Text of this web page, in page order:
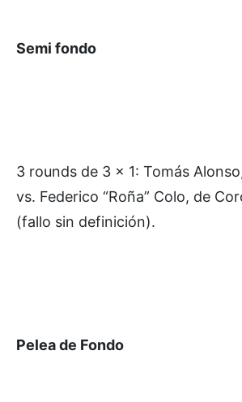
Semi fondo
3 rounds de 3 x 1: Tomás
vs. Federico “Roña” Colo, de
(fallo sin definición).
Pelea de Fondo